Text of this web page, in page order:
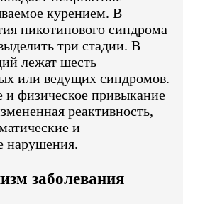
курением. В
никотинового синдрома
три стадии. В
лежат шесть
или ведущих синдромов.
и физическое привыкание
реактивность,
и
нарушения.
заболевания